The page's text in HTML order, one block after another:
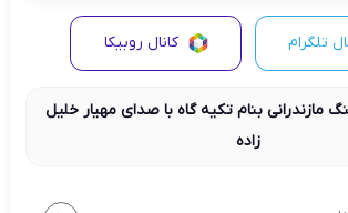
تلگرام کانال روبیکا
مازندرانی بنام تکیه گاه با صدای مهیار خلیل
زاده